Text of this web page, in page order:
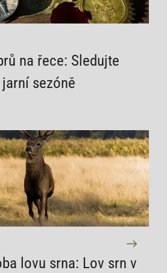
na řece: Sledujte
sezóně
lovu srna: Lov srn v